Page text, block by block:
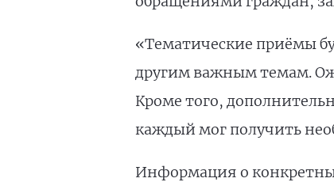
«Тематические приёмы
другим важным темам.
Кроме того,
каждый мог получить
Информация о